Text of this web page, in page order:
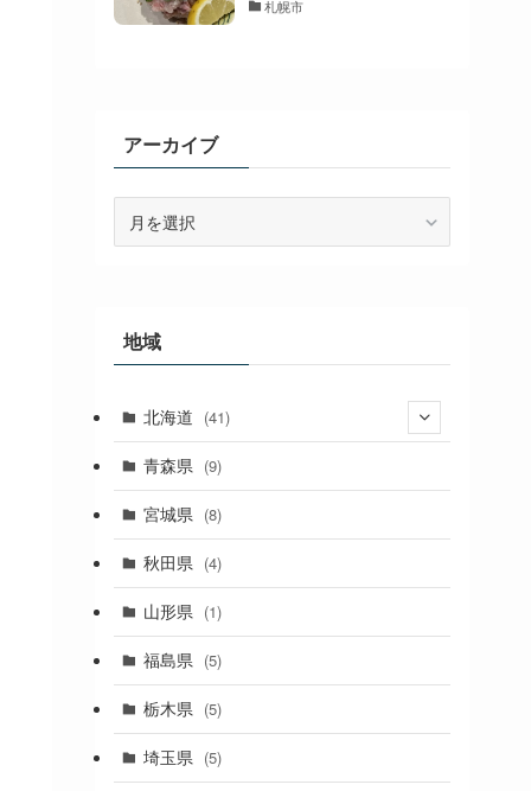
札幌市
アーカイブ
地域
北海道 (41)
(27)
(2)
(1)
(1)
(1)
(2)
(1)
青森県 (9)
宮城県 (8)
秋田県 (4)
山形県 (1)
福島県 (5)
栃木県 (5)
埼玉県 (5)